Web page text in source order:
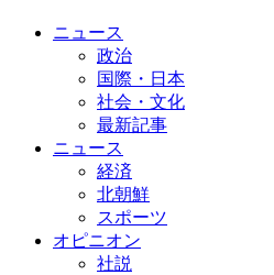
ニュース
政治
国際・日本
社会・文化
最新記事
ニュース
経済
北朝鮮
スポーツ
オピニオン
社説